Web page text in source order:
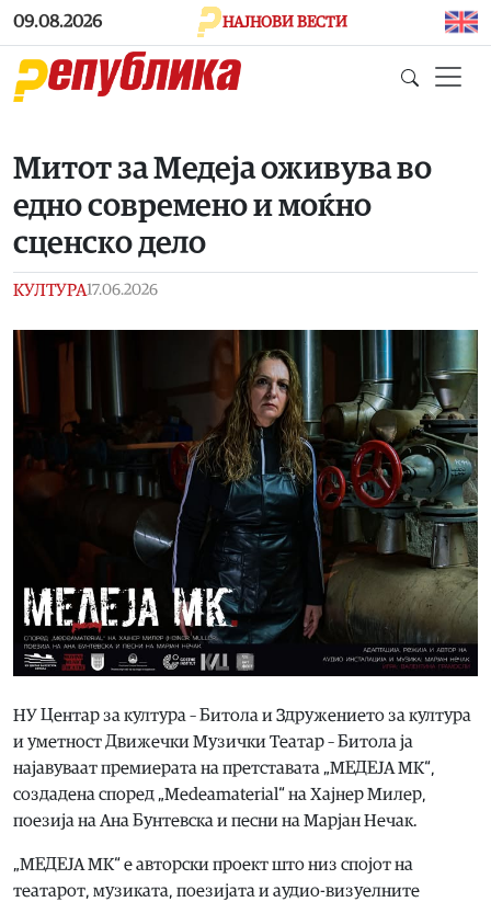
Skip to main content
09.08.2026 НАЈНОВИ ВЕСТИ
Митот за Медеја оживува во
едно современо и моќно
сценско дело
КУЛТУРА17.06.2026
НУ Центар за култура – Битола и Здружението за култура
и уметност Движечки Музички Театар – Битола ја
најавуваат премиерата на претставата „МЕДЕЈА МК“,
создадена според „Medeamaterial“ на Хајнер Милер,
поезија на Ана Бунтевска и песни на Марјан Нечак.
„МЕДЕЈА МК“ е авторски проект што низ спојот на
театарот, музиката, поезијата и аудио-визуелните